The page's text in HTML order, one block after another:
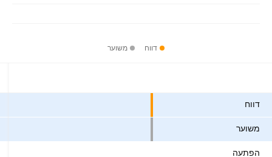
דווח משוער
דווח
משוער
הפתעה